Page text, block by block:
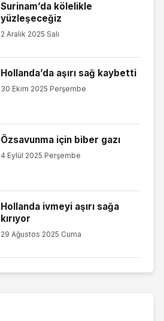
Surinam’da kölelikle
yüzleşeceğiz
2 Aralık 2025 Salı
Hollanda’da aşırı sağ kaybetti
30 Ekim 2025 Perşembe
Özsavunma için biber gazı
4 Eylül 2025 Perşembe
Hollanda ivmeyi aşırı sağa
kırıyor
29 Ağustos 2025 Cuma